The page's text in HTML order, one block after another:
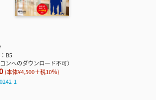
B5
ンへのダウンロード不可）
(本体¥4,500＋税10％)
1